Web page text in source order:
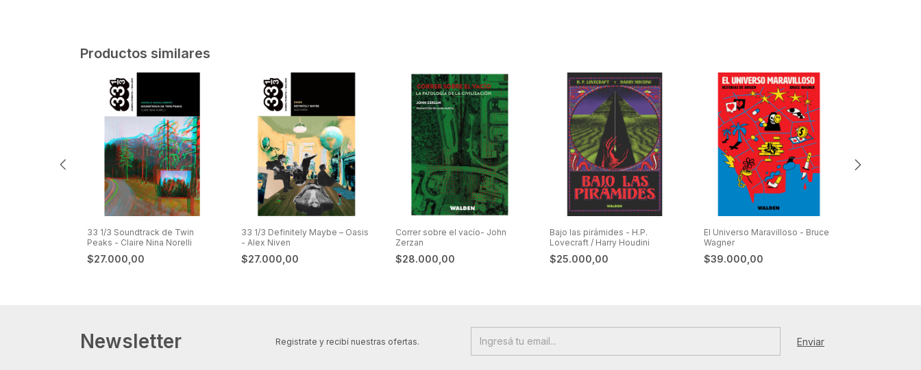
Productos similares
33 1/3 Soundtrack de Twin
Peaks - Claire Nina Norelli
$27.000,00
33 1/3 Definitely Maybe – Oasis
- Alex Niven
$27.000,00
Correr sobre el vacío- John
Zerzan
$28.000,00
Bajo las pirámides - H.P.
Lovecraft / Harry Houdini
$25.000,00
El Universo Maravilloso - Bruce
Wagner
$39.000,00
Newsletter Registrate y recibí nuestras ofertas.